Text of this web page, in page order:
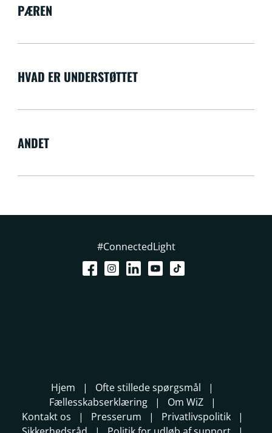
PÆREN
HVAD ER UNDERSTØTTET
ANDET
#ConnectedLight
Hjem
Ofte stillede spørgsmål
Fællesskabserklæring
Om WiZ
Kontakt os
Presserum
Privatlivspolitik